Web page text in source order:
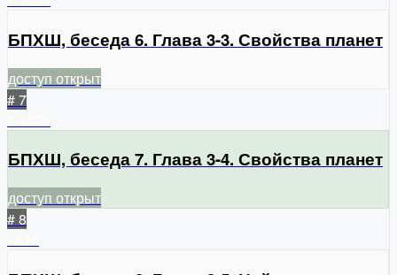
БПХШ, беседа 6. Глава 3-3. Свойства планет
доступ открыт
# 7
БПХШ, беседа 7. Глава 3-4. Свойства планет
доступ открыт
# 8